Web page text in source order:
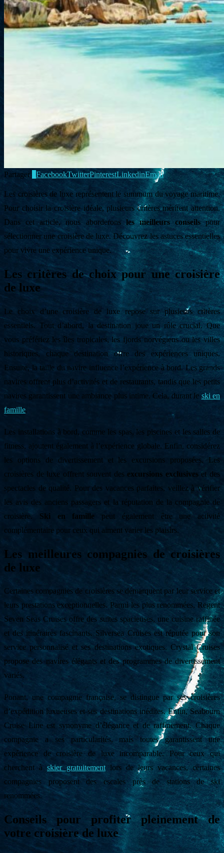
Partager FacebookTwitterPinterestLinkedinEmail
Les croisières de luxe représentent le summum du voyage maritime.
Pour choisir la croisière idéale, plusieurs critères méritent attention.
Dans cet article, nous aborderons les meilleurs conseilspour
sélectionner une croisière de luxe. Découvrez les astuces essentielles
pour vivre une expérience unique.
Les critères de choix pour une croisière
de luxe
Le choix d’une croisière de luxe repose sur plusieurs critères
essentiels. Tout d’abord, la destination joue un rôle crucial. Que
vous préfériez les îles tropicales, les fjords norvégiens ou les villes
historiques, chaque destination offre des expériences uniques.
Ensuite, la taille du navire influence l’expérience à bord. Les grands
navires offrent plus d’activités et de restaurants, tandis que les petits
navires garantissent une ambiance plus intime. Cela, durant le ski en
famille.
Les installations à bord, comme les spas, les piscines et les salles de
fitness, ajoutent également à l’expérience globale. Enfin, considérez
les options de divertissement et les excursions proposées. Les
croisières de luxe offrent souvent des excursions exclusiveset des
spectacles de qualité. Pour des vacances parfaites, veillez à vérifier
les avis des anciens passagers et la réputation de la compagnie de
croisière. Ski en famille peut également être une activité
complémentaire pour ceux qui aiment varier les plaisirs.
Les meilleures compagnies de croisières
de luxe
Certaines compagnies de croisières se démarquent par leur service et
leurs prestations exceptionnelles. Parmi les plus renommées, Regent
Seven Seas Cruises offre des suites spacieuses, une cuisine raffinée
et des itinéraires fascinants. Silversea Cruises est réputée pour son
service personnalisé et ses destinations exotiques. Crystal Cruises
propose des navires élégants et des programmes de divertissement
variés.
Ponant, une compagnie française, se distingue par ses croisières
d’expédition luxueuses et ses destinations inédites. Enfin, Seabourn
Cruise Line est synonyme d’élégance et de raffinement. Chaque
compagnie a ses particularités, mais toutes garantissent une
expérience de croisière de luxe incomparable. Pour ceux qui
cherchent à skier gratuitementlors de leurs vacances, certaines
compagnies proposent des escales près de stations de ski
renommées.
Conseils pour profiter pleinement de
votre croisière de luxe